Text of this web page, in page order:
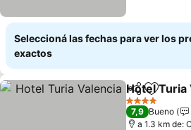
Seleccioná las fechas para ver los
exactos
Compartir
Añadir
Hotel Turia
4 Estrellas
7,9 Bueno
a 1.3 km de: